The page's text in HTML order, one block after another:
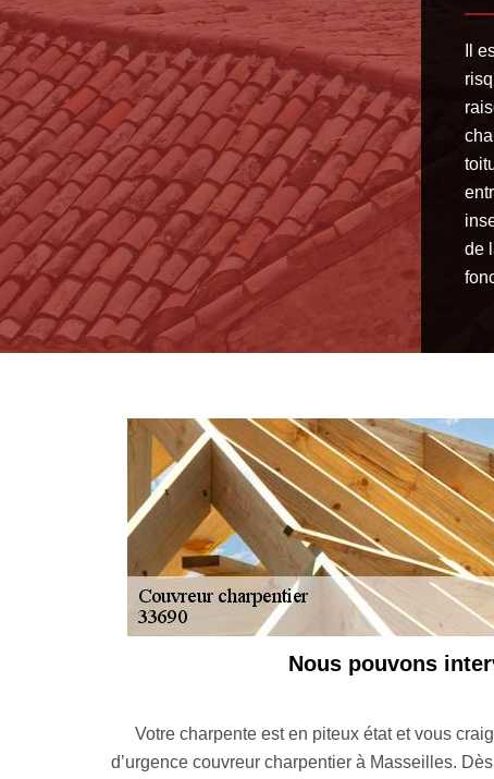
Il
de
intervenir pour toute urgence couvreur
vous craignez son effondrement ? Contactez sans hésiter
Dès que nous recevrons votre appel, notre équipe se